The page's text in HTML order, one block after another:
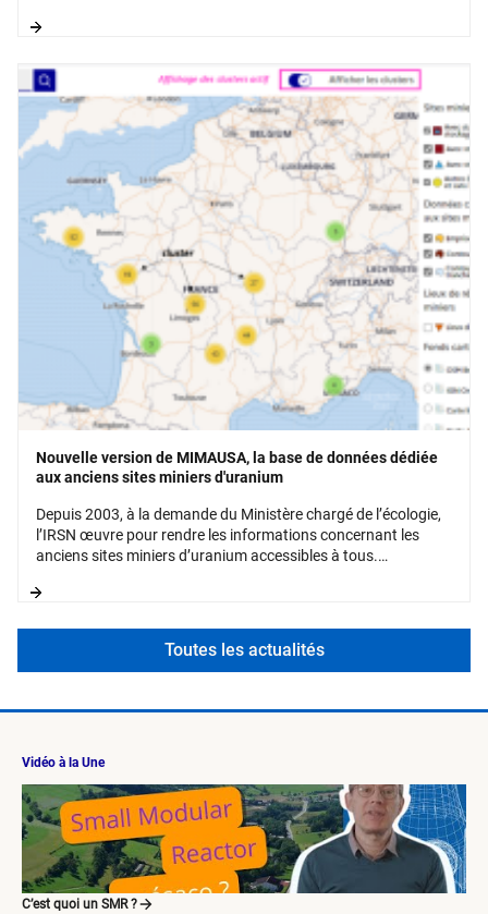
Nouvelle version de MIMAUSA, la base de données dédiée
aux anciens sites miniers d'uranium
Depuis 2003, à la demande du Ministère chargé de l’écologie,
l’IRSN œuvre pour rendre les informations concernant les
anciens sites miniers d’uranium accessibles à tous.
informations sont consultables via une application WEB
Toutes les actualités
Vidéo à la Une
C’est quoi un SMR ?